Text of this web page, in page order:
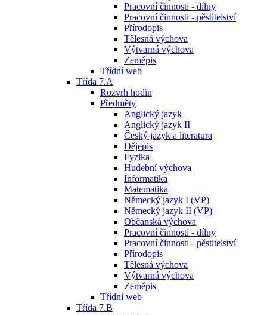
Pracovní činnosti - dílny
Pracovní činnosti - pěstitelství
Přírodopis
Tělesná výchova
Výtvarná výchova
Zeměpis
Třídní web
Třída 7.A
Rozvrh hodin
Předměty
Anglický jazyk
Anglický jazyk II
Český jazyk a literatura
Dějepis
Fyzika
Hudební výchova
Informatika
Matematika
Německý jazyk I (VP)
Německý jazyk II (VP)
Občanská výchova
Pracovní činnosti - dílny
Pracovní činnosti - pěstitelství
Přírodopis
Tělesná výchova
Výtvarná výchova
Zeměpis
Třídní web
Třída 7.B